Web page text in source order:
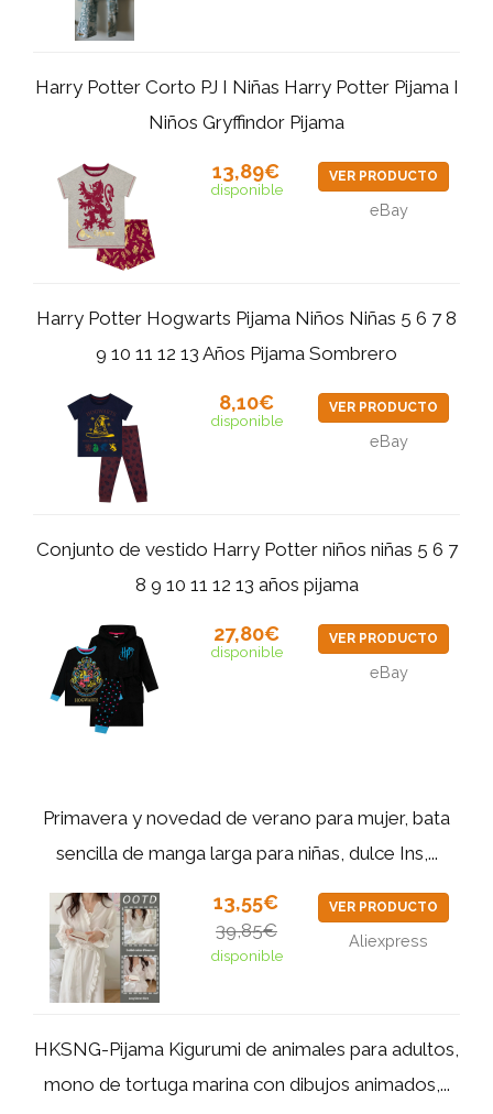
Harry Potter Corto PJ I Niñas Harry Potter Pijama I
Niños Gryffindor Pijama
13,89€
disponible
VER PRODUCTO
eBay
Harry Potter Hogwarts Pijama Niños Niñas 5 6 7 8
9 10 11 12 13 Años Pijama Sombrero
8,10€
disponible
VER PRODUCTO
eBay
Conjunto de vestido Harry Potter niños niñas 5 6 7
8 9 10 11 12 13 años pijama
27,80€
disponible
VER PRODUCTO
eBay
Primavera y novedad de verano para mujer, bata
sencilla de manga larga para niñas, dulce Ins,...
13,55€
39,85€
disponible
VER PRODUCTO
Aliexpress
HKSNG-Pijama Kigurumi de animales para adultos,
mono de tortuga marina con dibujos animados,...